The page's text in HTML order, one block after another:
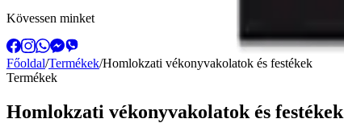
Kövessen minket
Főoldal/Termékek/Homlokzati vékonyvakolatok és festékek
Termékek
Homlokzati vékonyvakolatok és festékek